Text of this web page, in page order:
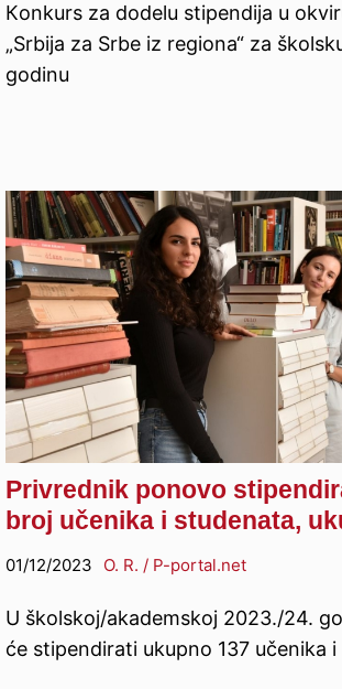
Кonkurs za dodelu stipendija u
„Srbija za Srbe iz regiona“ za
godinu
Privrednik ponovo
broj učenika i studenata,
01/12/2023 O. R. / P-portal.net
U školskoj/akademskoj 2023./24.
će stipendirati ukupno 137 učenika